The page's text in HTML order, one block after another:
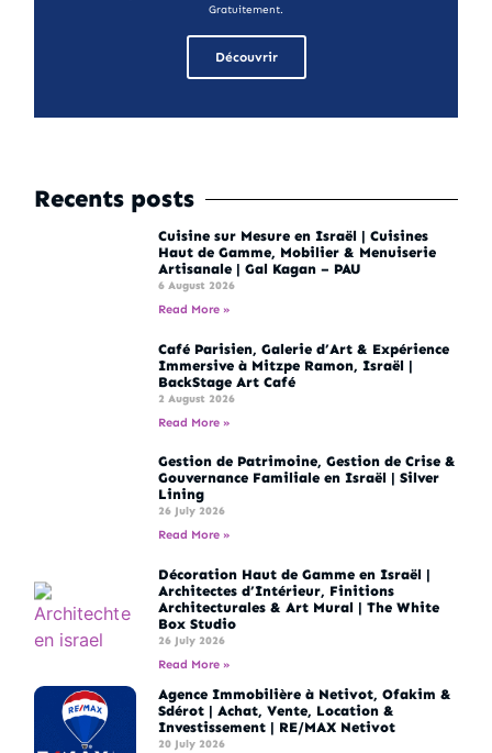
Gratuitement.
Découvrir
Recents posts
Cuisine sur Mesure en Israël | Cuisines
Haut de Gamme, Mobilier & Menuiserie
Artisanale | Gal Kagan – PAU
6 August 2026
Read More »
Café Parisien, Galerie d’Art & Expérience
Immersive à Mitzpe Ramon, Israël |
BackStage Art Café
2 August 2026
Read More »
Gestion de Patrimoine, Gestion de Crise &
Gouvernance Familiale en Israël | Silver
Lining
26 July 2026
Read More »
Décoration Haut de Gamme en Israël |
Architectes d’Intérieur, Finitions
Architecturales & Art Mural | The White
Box Studio
26 July 2026
Read More »
Agence Immobilière à Netivot, Ofakim &
Sdérot | Achat, Vente, Location &
Investissement | RE/MAX Netivot
20 July 2026